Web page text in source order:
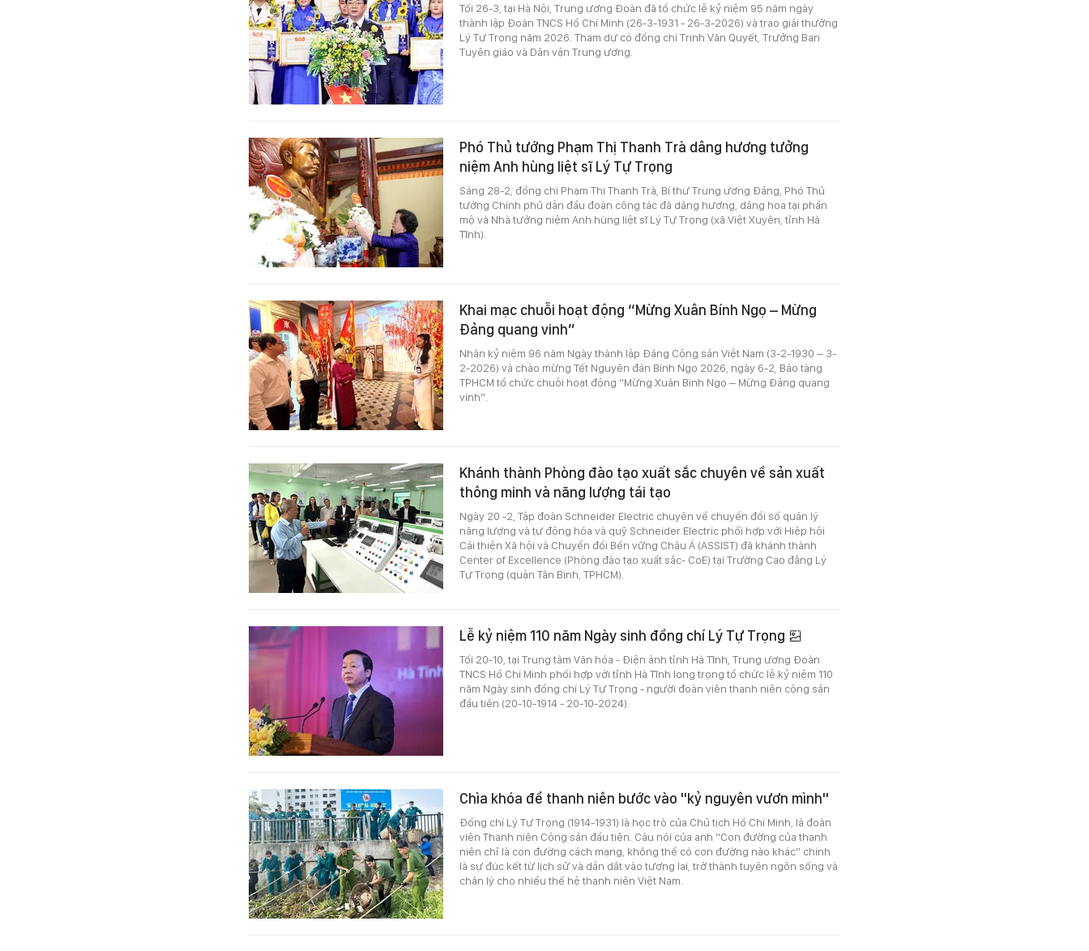
Tối 26-3, tại Hà Nội, Trung ương Đoàn đã tổ chức lễ kỷ niệm 95 năm ngày
thành lập Đoàn TNCS Hồ Chí Minh (26-3-1931 - 26-3-2026) và trao giải thưởng
Lý Tự Trọng năm 2026. Tham dự có đồng chí Trịnh Văn Quyết, Trưởng Ban
Tuyên giáo và Dân vận Trung ương.
Phó Thủ tướng Phạm Thị Thanh Trà dâng hương tưởng
niệm Anh hùng liệt sĩ Lý Tự Trọng
Sáng 28-2, đồng chí Phạm Thị Thanh Trà, Bí thư Trung ương Đảng, Phó Thủ
tướng Chính phủ dẫn đầu đoàn công tác đã dâng hương, dâng hoa tại phần
mộ và Nhà tưởng niệm Anh hùng liệt sĩ Lý Tự Trọng (xã Việt Xuyên, tỉnh Hà
Tĩnh).
Khai mạc chuỗi hoạt động “Mừng Xuân Bính Ngọ – Mừng
Đảng quang vinh”
Nhân kỷ niệm 96 năm Ngày thành lập Đảng Cộng sản Việt Nam (3-2-1930 – 3-
2-2026) và chào mừng Tết Nguyên đán Bính Ngọ 2026, ngày 6-2, Bảo tàng
TPHCM tổ chức chuỗi hoạt động “Mừng Xuân Bính Ngọ – Mừng Đảng quang
vinh”.
Khánh thành Phòng đào tạo xuất sắc chuyên về sản xuất
thông minh và năng lượng tái tạo
Ngày 20 -2, Tập đoàn Schneider Electric chuyên về chuyển đổi số quản lý
năng lượng và tự động hóa và quỹ Schneider Electric phối hợp với Hiệp hội
Cải thiện Xã hội và Chuyển đổi Bền vững Châu Á (ASSIST) đã khánh thành
Center of Excellence (Phòng đào tạo xuất sắc- CoE) tại Trường Cao đẳng Lý
Tự Trọng (quận Tân Bình, TPHCM).
Lễ kỷ niệm 110 năm Ngày sinh đồng chí Lý Tự Trọng
Tối 20-10, tại Trung tâm Văn hóa - Điện ảnh tỉnh Hà Tĩnh, Trung ương Đoàn
TNCS Hồ Chí Minh phối hợp với tỉnh Hà Tĩnh long trọng tổ chức lễ kỷ niệm 110
năm Ngày sinh đồng chí Lý Tự Trọng - người đoàn viên thanh niên cộng sản
đầu tiên (20-10-1914 - 20-10-2024).
Chìa khóa để thanh niên bước vào "kỷ nguyên vươn mình"
Đồng chí Lý Tự Trọng (1914-1931) là học trò của Chủ tịch Hồ Chí Minh, là đoàn
viên Thanh niên Cộng sản đầu tiên. Câu nói của anh “Con đường của thanh
niên chỉ là con đường cách mạng, không thể có con đường nào khác” chính
là sự đúc kết từ lịch sử và dẫn dắt vào tương lai, trở thành tuyên ngôn sống và
chân lý cho nhiều thế hệ thanh niên Việt Nam.